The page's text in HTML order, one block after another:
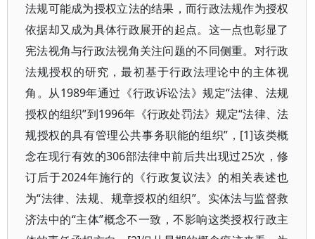
法规可能成为授权立法的结果，而行政法规作为授权
依据却又成为具体行政展开的起点。这一点也彰显了
宪法视角与行政法视角关注问题的不同侧重。对行政
法规授权的研究，最初基于行政法理论中的主体视
角。从1989年通过《行政诉讼法》规定“法律、法规
授权的组织”到1996年《行政处罚法》规定“法律、法
规授权的具有管理公共事务职能的组织”，[1]该类概
念在现行有效的306部法律中前后共出现过25次，修
订后于2024年施行的《行政复议法》的相关表述也
为“法律、法规、规章授权的组织”。实体法与监督救
济法中的“主体”概念不一致，不影响这类授权行政主